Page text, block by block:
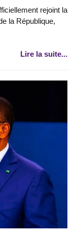
rejoint la
la République,
Lire la suite...